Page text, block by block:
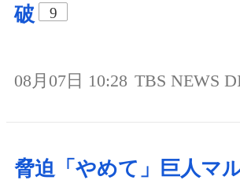
破
9
08月07日 10:28 TBS NEWS
脅迫「やめて」巨人マ